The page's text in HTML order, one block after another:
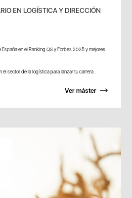
EN LOGÍSTICA Y DIRECCIÓN
en el Ranking QS y Forbes 2025 y mejores
sector de la logística para lanzar tu carrera...
Ver máster